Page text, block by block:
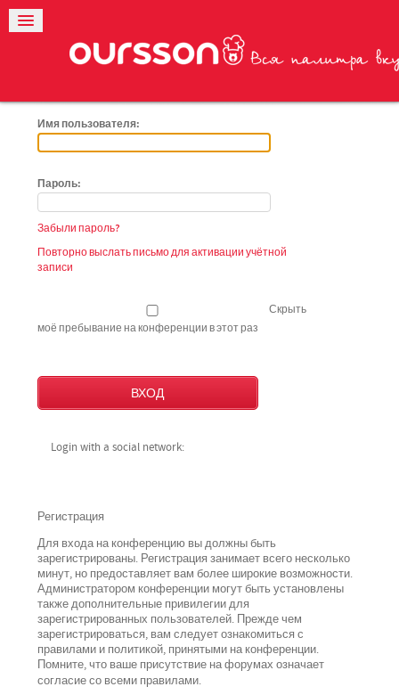
Имя пользователя:
Пароль:
Забыли пароль?
Повторно выслать письмо для активации учётной
записи
Скрыть
моё пребывание на конференции в этот раз
Login with a social network:
Регистрация
Для входа на конференцию вы должны быть
зарегистрированы. Регистрация занимает всего несколько
минут, но предоставляет вам более широкие возможности.
Администратором конференции могут быть установлены
также дополнительные привилегии для
зарегистрированных пользователей. Прежде чем
зарегистрироваться, вам следует ознакомиться с
правилами и политикой, принятыми на конференции.
Помните, что ваше присутствие на форумах означает
согласие со всемиправилами.